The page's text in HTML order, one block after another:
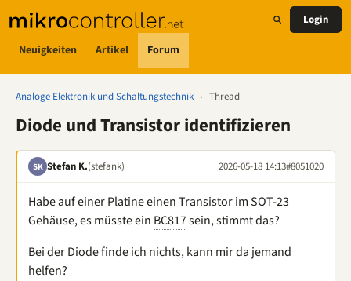
Neuigkeiten Artikel Forum
Login
Analoge Elektronik und Schaltungstechnik › Thread
Diode und Transistor identifizieren
SK Stefan K.(stefank) 2026-05-18 14:13#8051020
Habe auf einer Platine einen Transistor im SOT-23
Gehäuse, es müsste ein BC817sein, stimmt das?
Bei der Diode finde ich nichts, kann mir da jemand
helfen?